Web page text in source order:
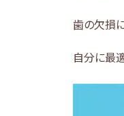
歯の欠損
自分に最